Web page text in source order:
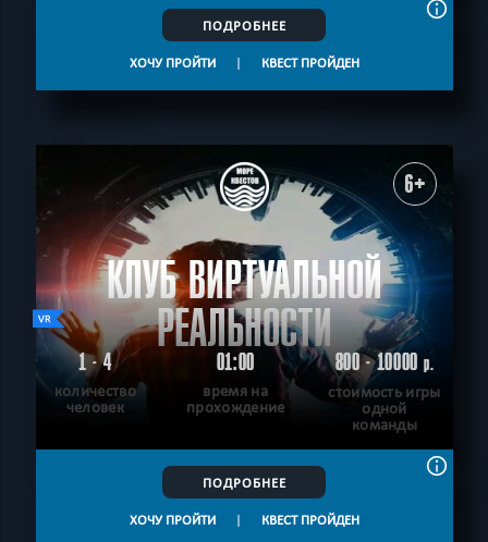
ПОДРОБНЕЕ
ХОЧУ ПРОЙТИ | КВЕСТ ПРОЙДЕН
6+
КЛУБ ВИРТУАЛЬНОЙ
РЕАЛЬНОСТИ
1 - 4
количество
человек
01:00
время на
прохождение
800 - 10000р.
стоимость игры
одной
команды
ПОДРОБНЕЕ
ХОЧУ ПРОЙТИ | КВЕСТ ПРОЙДЕН